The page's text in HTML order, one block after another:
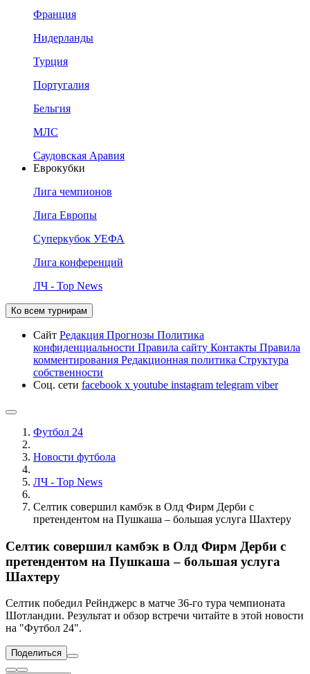
Франция
Нидерланды
Турция
Португалия
Бельгия
МЛС
Саудовская Аравия
Еврокубки
Лига чемпионов
Лига Европы
Суперкубок УЕФА
Лига конференций
ЛЧ - Top News
Ко всем турнирам
Сайт Редакция Прогнозы Политика
конфиденциальности Правила сайту Контакты Правила
комментирования Редакционная политика Структура
собственности
Соц. сети facebook x youtube instagram telegram viber
Футбол 24
Новости футбола
ЛЧ - Top News
Селтик совершил камбэк в Олд Фирм Дерби с
претендентом на Пушкаша – большая услуга Шахтеру
Селтик совершил камбэк в Олд Фирм Дерби с
претендентом на Пушкаша – большая услуга
Шахтеру
Селтик победил Рейнджерс в матче 36-го тура чемпионата
Шотландии. Результат и обзор встречи читайте в этой новости
на "Футбол 24".
Поделиться